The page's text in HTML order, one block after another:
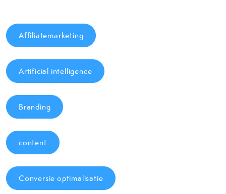
Affiliatemarketing
Artificial intelligence
Branding
content
Conversie optimalisatie